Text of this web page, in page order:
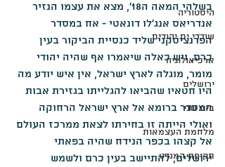
היסטוריה
שודדי ים יהודים
ארכיאולוגיה
ירושלים
בית שני
מלחמת העצמאות
תקופת המנדט
בשלהי המאה ה18', מצא את עצמו הנזיר
אנדריאס אנג'לו דונאטי - אח במסדר
הפרנציסקני שליד כנסיית הביקור בעין
כרם, ויש כאלה שיאמרו אף שהיה יהודי
מומר, מוגלה לארץ ישראל, אין איש יודע מה
היו חטאיו שהביאו להגלייתו בגזירת אבות
המסדר ברומא אל ארץ ישראל הרחוקה
ואולי הייתה זו בחירתו לצאת ממרכז העולם
אל קצהו בכפר הנידח שהיה בפאתי
ירושלים, להתיישב בעין כרם ולשמש